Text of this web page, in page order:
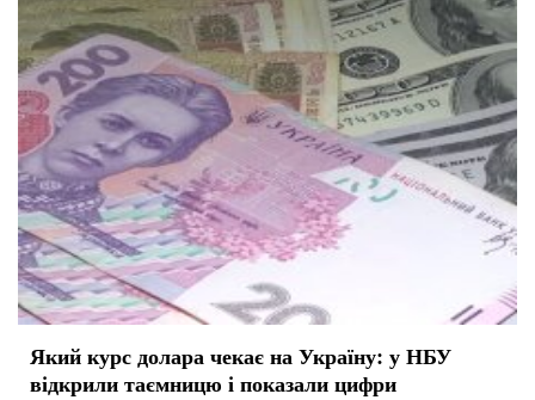
Який курс долара чекає на Україну: у НБУ
відкрили таємницю і показали цифри